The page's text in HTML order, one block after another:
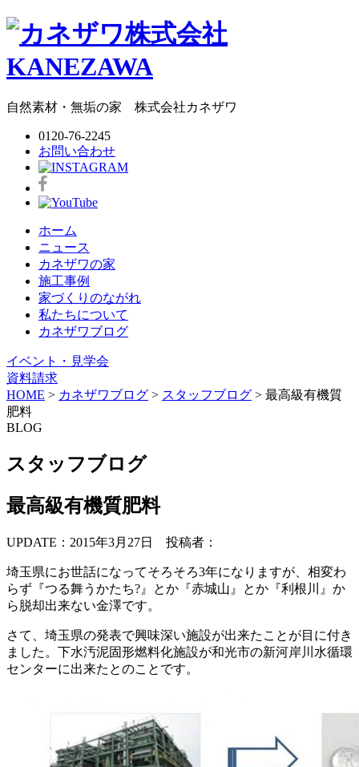
自然素材・無垢の家 株式会社カネザワ
0120-76-2245
お問い合わせ
ホーム
ニュース
カネザワの家
施工事例
家づくりのながれ
私たちについて
カネザワブログ
イベント・見学会
資料請求
HOME > カネザワブログ > スタッフブログ > 最高級有機質
肥料
BLOG
スタッフブログ
最高級有機質肥料
UPDATE：2015年3月27日 投稿者：
埼玉県にお世話になってそろそろ3年になりますが、相変わ
らず『つる舞うかたち?』とか『赤城山』とか『利根川』か
ら脱却出来ない金澤です。
さて、埼玉県の発表で興味深い施設が出来たことが目に付き
ました。下水汚泥固形燃料化施設が和光市の新河岸川水循環
センターに出来たとのことです。